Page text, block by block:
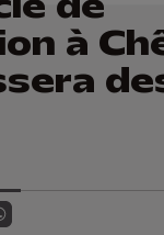
à
FaceBook
sur LinkedIn
sur Whatsapp